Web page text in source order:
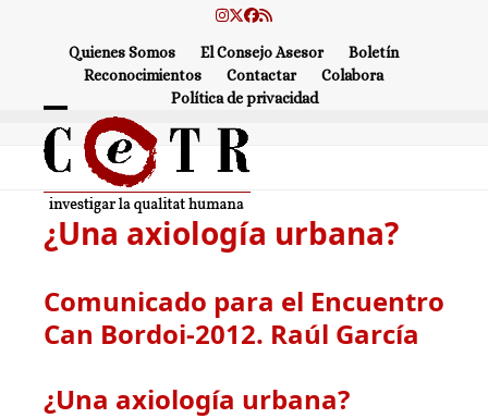
Instagram
Twitter
Facebook
RSS
Quienes Somos El Consejo Asesor
Boletín
Reconocimientos
Contactar
Colabora
Política de privacidad
Open
mobile
menu
Close
mobile
menu
¿Una axiología urbana?
Comunicado para el Encuentro
Can Bordoi-2012. Raúl García
¿Una axiología urbana?